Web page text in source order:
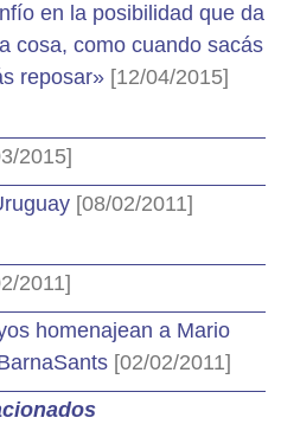
en la posibilidad que da
cosa, como cuando sacás
reposar» [12/04/2015]
2015]
[08/02/2011]
2011]
homenajean a Mario
[02/02/2011]